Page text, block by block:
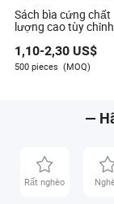
Sách bìa cứng chất
lượng cao tùy
lịch sử tiểu thuyết
1,10-2,30 US$
500 pieces (MOQ)
—
Rất nghèo